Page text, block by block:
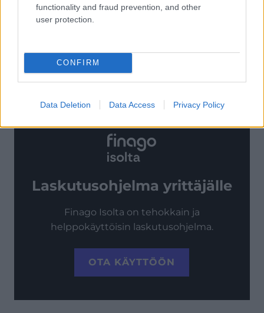
functionality and fraud prevention, and other
user protection.
CONFIRM
Data Deletion Data Access Privacy Policy
Tilastokeskuksen virallisen
edelleen voimassa.
Laskutusohjelma yrittäjälle
Finago Isolta on tehokkain ja
helppokäyttöisin laskutusohjelma.
OTA KÄYTTÖÖN